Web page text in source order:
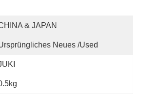
& JAPAN
Neues /used